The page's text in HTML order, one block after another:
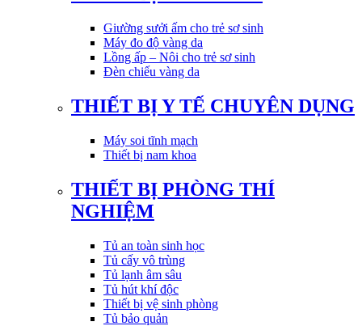
Giường sưởi ấm cho trẻ sơ sinh
Máy đo độ vàng da
Lồng ấp – Nôi cho trẻ sơ sinh
Đèn chiếu vàng da
THIẾT BỊ Y TẾ CHUYÊN DỤNG
Máy soi tĩnh mạch
Thiết bị nam khoa
THIẾT BỊ PHÒNG THÍ
NGHIỆM
Tủ an toàn sinh học
Tủ cấy vô trùng
Tủ lạnh âm sâu
Tủ hút khí độc
Thiết bị vệ sinh phòng
Tủ bảo quản